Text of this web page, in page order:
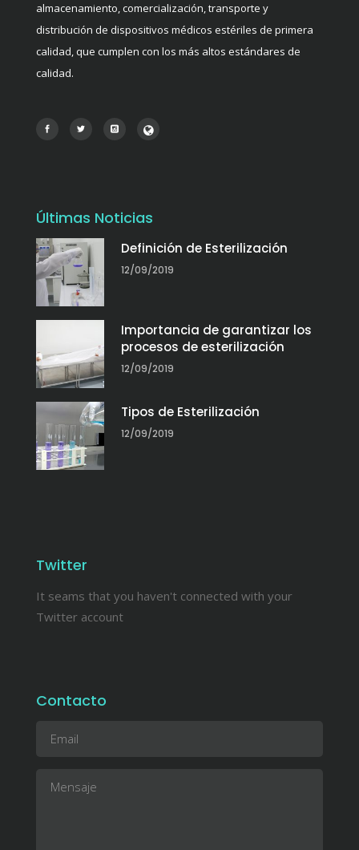
almacenamiento, comercialización, transporte y
distribución de dispositivos médicos estériles de primera
calidad, que cumplen con los más altos estándares de
calidad.
Últimas Noticias
Definición de Esterilización
12/09/2019
Importancia de garantizar los
procesos de esterilización
12/09/2019
Tipos de Esterilización
12/09/2019
Twitter
It seams that you haven't connected with your
Twitter account
Contacto